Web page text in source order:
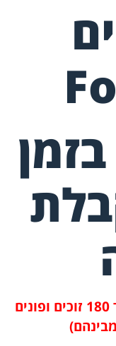
המבצע ל עד 180 זוכים ופונים